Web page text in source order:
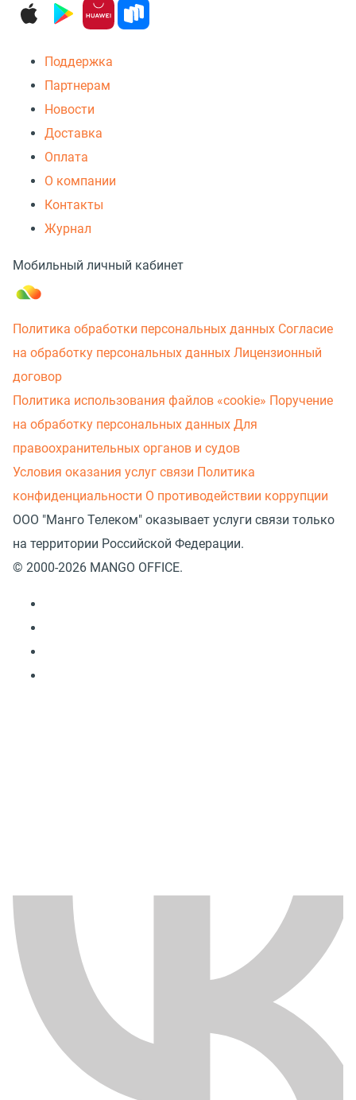
Поддержка
Партнерам
Новости
Доставка
Оплата
О компании
Контакты
Журнал
Мобильный личный кабинет
Политика обработки персональных данных Согласие
на обработку персональных данных Лицензионный
договор
Политика использования файлов «cookie» Поручение
на обработку персональных данных Для
правоохранительных органов и судов
Условия оказания услуг связи Политика
конфиденциальности О противодействии коррупции
ООО "Манго Телеком" оказывает услуги связи только
на территории Российской Федерации.
© 2000-2026 MANGO OFFICE.